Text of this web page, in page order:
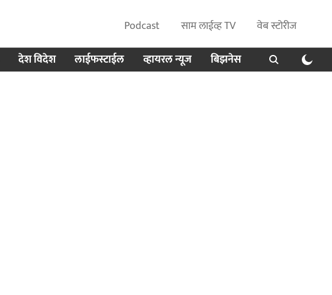
Podcast साम लाईव्ह TV
वेब स्टोरीज
देश विदेश लाईफस्टाईल व्हायरल न्यूज बिझनेस